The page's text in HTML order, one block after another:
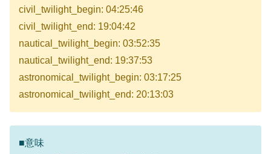
civil_twilight_begin: 04:25:46
civil_twilight_end: 19:04:42
nautical_twilight_begin: 03:52:35
nautical_twilight_end: 19:37:53
astronomical_twilight_begin: 03:17:25
astronomical_twilight_end: 20:13:03
■意味